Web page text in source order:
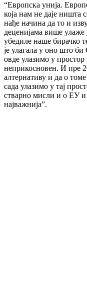
“Европска унија.
која нам не даје ништа
нађе начина да то и
деценијама више улаже
убедиле наше бирачко
је улагала у оно што
овде улазимо у простор
неприкосновен. И пре
алтернативу и да о
сада улазимо у тај
стварно мисли и о ЕУ
најважнија”.